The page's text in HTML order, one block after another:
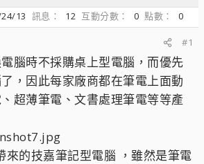
13 訊息 12 互動分數 0 點數
0
#1
腦時不採購桌上型電腦，而優先
，因此每家廠商都在筆電上面動
超薄筆電、文書處理筆電等等產
來的技嘉筆記型電腦 ，雖然是筆電